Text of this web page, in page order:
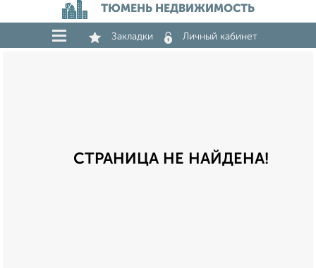
ТЮМЕНЬ НЕДВИЖИМОСТЬ
Закладки Личный кабинет
СТРАНИЦА НЕ НАЙДЕНА!